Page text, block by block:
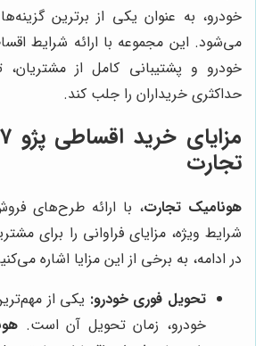
خودرو، به عنوان یکی از برترین
می‌شود. این مجموعه با ارائه شرایط
خودرو و پشتیبانی کامل از
حداکثری خریداران را جلب کند.
تجارت
هونامیک تجارت
شرایط ویژه، مزایای فراوانی را برای
در ادامه، به برخی از این مزایا اشاره
تحویل فوری خودرو: یکی از
خودرو، زمان تحویل آن است.